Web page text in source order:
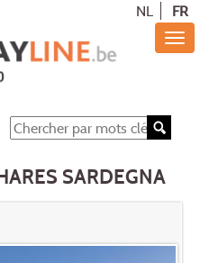
NL FR
SARDEGNA